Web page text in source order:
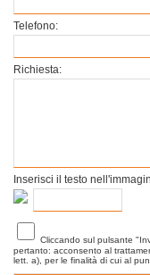
Telefono:
Richiesta:
Inserisci il testo
Cliccando sul pulsante
pertanto: acconsento al
lett. a), per le finalità di cui al